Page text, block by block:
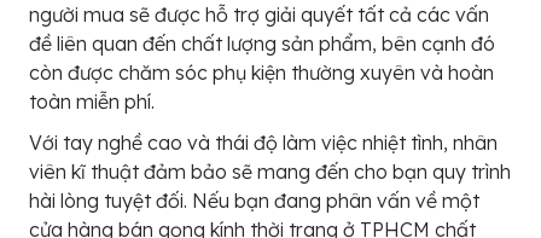
người mua sẽ được hỗ trợ giải quyết tất cả các vấn
đề liên quan đến chất lượng sản phẩm, bên cạnh đó
còn được chăm sóc phụ kiện thường xuyên và hoàn
toàn miễn phí.
Với tay nghề cao và thái độ làm việc nhiệt tình, nhân
viên kĩ thuật đảm bảo sẽ mang đến cho bạn quy trình
hài lòng tuyệt đối. Nếu bạn đang phân vấn về một
cửa hàng bán gọng kính thời trang ở TPHCM chất